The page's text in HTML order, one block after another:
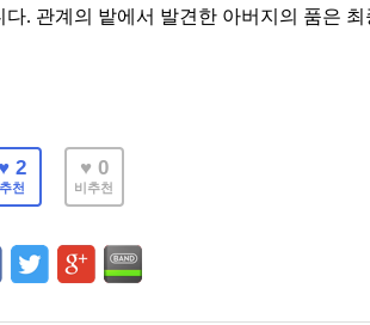
다. 관계의 밭에서 발견한 아버지의 품은 최
♥ 2
추천
♥ 0
비추천